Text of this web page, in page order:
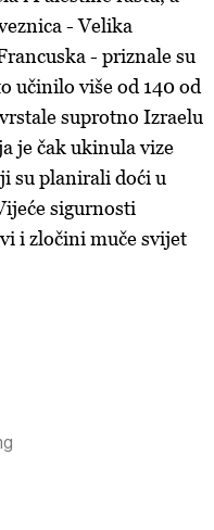
- Velika
- priznale su
učinilo više od 140 od
suprotno Izraelu
je čak ukinula vize
su planirali doći u
sigurnosti
i zločini muče svijet